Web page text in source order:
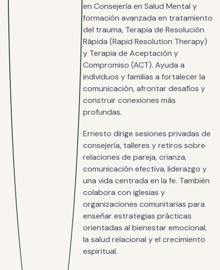
en Consejería en Salud Mental y
formación avanzada en tratamiento
del trauma, Terapia de Resolución
Rápida (Rapid Resolution Therapy)
y Terapia de Aceptación y
Compromiso (ACT). Ayuda a
individuos y familias a fortalecer la
comunicación, afrontar desafíos y
construir conexiones más
profundas.
Ernesto dirige sesiones privadas de
consejería, talleres y retiros sobre
relaciones de pareja, crianza,
comunicación efectiva, liderazgo y
una vida centrada en la fe. También
colabora con iglesias y
organizaciones comunitarias para
enseñar estrategias prácticas
orientadas al bienestar emocional,
la salud relacional y el crecimiento
espiritual.